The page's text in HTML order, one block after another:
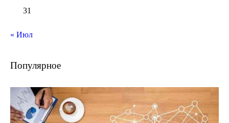
31
« Июл
Популярное